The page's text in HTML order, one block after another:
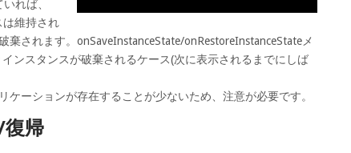
れば、
は維持され
棄されます。onSaveInstanceState/onRestoreInstanceStateメ
ンスタンスが破棄されるケース(次に表示されるまでにしば
ケーションが存在することが少ないため、注意が必要です。
帰